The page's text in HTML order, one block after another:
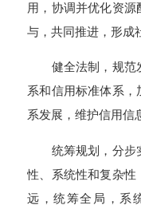
用，协调并优化资
与，共同推进，形
健全法制，规范
系和信用标准体系
系发展，维护信用
统筹规划，分步
性、系统性和复杂性
远，统筹全局，系